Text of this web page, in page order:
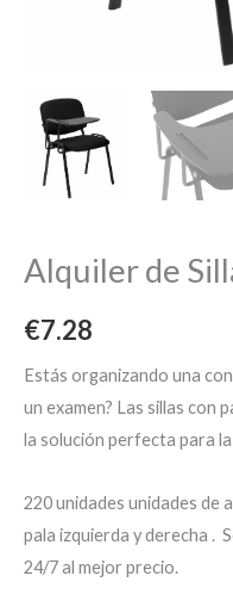
Alquiler de
€7.28
Estás organizando una
un examen? Las sillas con
la solución perfecta para
220 unidades unidades de
pala izquierda y derecha .
24/7 al mejor precio.